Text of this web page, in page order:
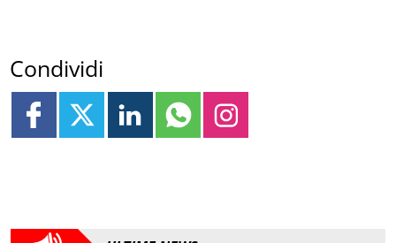
Condividi